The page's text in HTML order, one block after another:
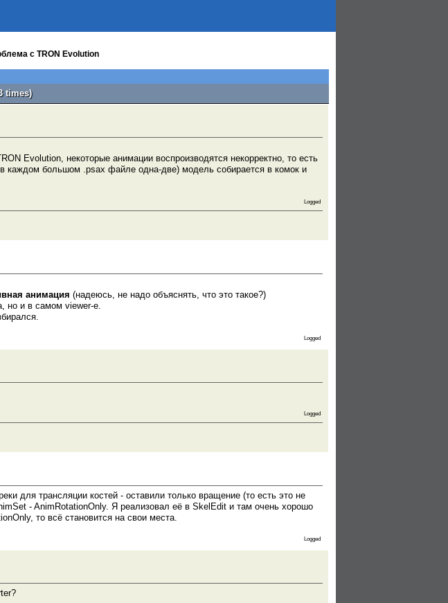
с TRON Evolution
times)
Evolution, некоторые анимации воспроизводятся некорректно, то есть
каждом большом .psax файле одна-две) модель собирается в комок и
Logged
анимация (надеюсь, не надо объяснять, что это такое?)
но и в самом viewer-е.
Logged
Logged
для трансляции костей - оставили только вращение (то есть это не
- AnimRotationOnly. Я реализовал её в SkelEdit и там очень хорошо
то всё становится на свои места.
Logged